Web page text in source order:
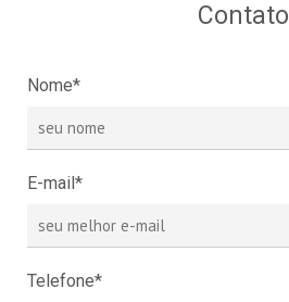
Contato
Nome*
E-mail*
Telefone*